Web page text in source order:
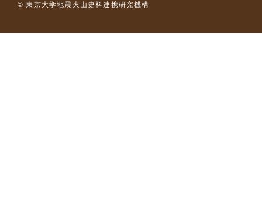
© 東京大学地震火山史料連携研究機構